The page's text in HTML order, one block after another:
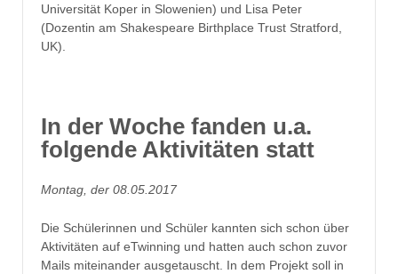
Universität Koper in Slowenien) und Lisa Peter
(Dozentin am Shakespeare Birthplace Trust Stratford,
UK).
In der Woche fanden u.a.
folgende Aktivitäten statt
Montag, der 08.05.2017
Die Schülerinnen und Schüler kannten sich schon über
Aktivitäten auf eTwinning und hatten auch schon zuvor
Mails miteinander ausgetauscht. In dem Projekt soll in